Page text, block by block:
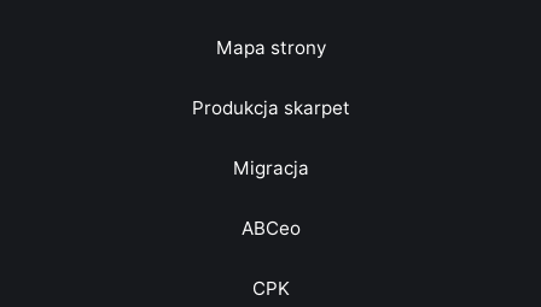
Mapa strony
Produkcja skarpet
Migracja
ABCeo
CPK